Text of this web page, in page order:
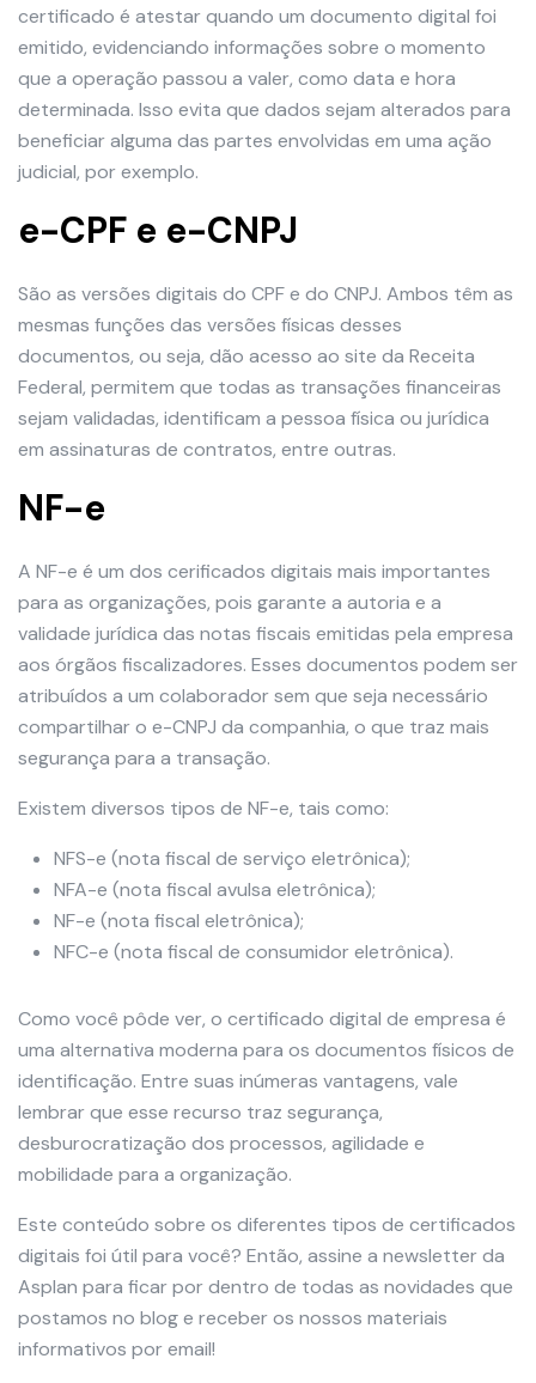
certificado é atestar quando um documento digital foi
emitido, evidenciando informações sobre o momento
que a operação passou a valer, como data e hora
determinada. Isso evita que dados sejam alterados para
beneficiar alguma das partes envolvidas em uma ação
judicial, por exemplo.
e-CPF e e-CNPJ
São as versões digitais do CPF e do CNPJ. Ambos têm as
mesmas funções das versões físicas desses
documentos, ou seja, dão acesso ao site da Receita
Federal, permitem que todas as transações financeiras
sejam validadas, identificam a pessoa física ou jurídica
em assinaturas de contratos, entre outras.
NF-e
A NF-e é um dos cerificados digitais mais importantes
para as organizações, pois garante a autoria e a
validade jurídica das notas fiscais emitidas pela empresa
aos órgãos fiscalizadores. Esses documentos podem ser
atribuídos a um colaborador sem que seja necessário
compartilhar o e-CNPJ da companhia, o que traz mais
segurança para a transação.
Existem diversos tipos de NF-e, tais como:
NFS-e (nota fiscal de serviço eletrônica);
NFA-e (nota fiscal avulsa eletrônica);
NF-e (nota fiscal eletrônica);
NFC-e (nota fiscal de consumidor eletrônica).
Como você pôde ver, o certificado digital de empresa é
uma alternativa moderna para os documentos físicos de
identificação. Entre suas inúmeras vantagens, vale
lembrar que esse recurso traz segurança,
desburocratização dos processos, agilidade e
mobilidade para a organização.
Este conteúdo sobre os diferentes tipos de certificados
digitais foi útil para você? Então, assine a newsletter da
Asplan para ficar por dentro de todas as novidades que
postamos no blog e receber os nossos materiais
informativos por email!